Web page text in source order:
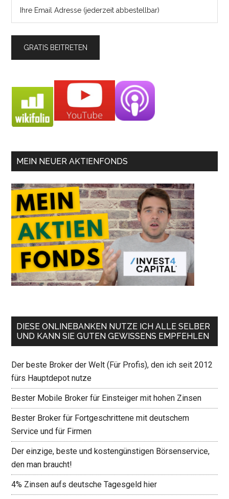
MEIN NEUER AKTIENFONDS
DIESE ONLINEBANKEN NUTZE ICH ALLE SELBER
UND KANN SIE GUTEN GEWISSENS EMPFEHLEN
Der beste Broker der Welt (Für Profis), den ich seit 2012
fürs Hauptdepot nutze
Bester Mobile Broker für Einsteiger mit hohen Zinsen
Bester Broker für Fortgeschrittene mit deutschem
Service und für Firmen
Der einzige, beste und kostengünstigen Börsenservice,
den man braucht!
4% Zinsen aufs deutsche Tagesgeld hier